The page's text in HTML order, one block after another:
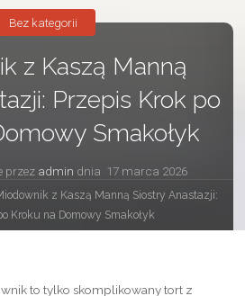
z Kaszą Manną
Przepis Krok po
Smakołyk
przez admin dnia 17 marca 2026
Bez kategorii
z Kaszą Manną Siostry Anastazji:
Kroku na Domowy Smakołyk
to tylko skomplikowany tort z